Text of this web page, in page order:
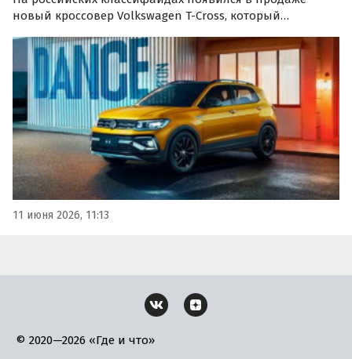
новый кроссовер Volkswagen T-Cross, который
альтернативным схемам. Как сообщают «Автоновости
дня», цены на такие автомобили начинаются от 1,4 млн
рублей.
11 июня 2026, 11:13
© 2020—2026 «Где и что»